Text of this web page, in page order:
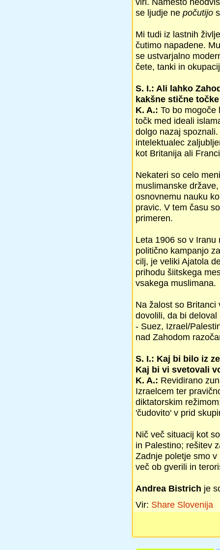
se ljudje ne počutijo
Mi tudi iz lastnih
čutimo napadene.
se ustvarjalno
čete, tanki in
S. I.: Ali lahko
kakšne stične
K. A.: To bo mogoče
točk med ideali
dolgo nazaj
intelektualec
kot Britanija ali
Nekateri so celo
muslimanske
osnovnemu nauku
pravic. V tem času
primeren.
Leta 1906 so v
politično kampanjo
cilj, je veliki Ajatola
prihodu šiitskega
vsakega muslimana.
Na žalost so
dovolili, da bi
- Suez, Izrael/
nad Zahodom
S. I.: Kaj bi bilo iz
Kaj bi vi svetovali
K. A.: Revidirano
Izraelcem ter
diktatorskim
'čudovito' v prid
Nič več situacij kot
in Palestino; rešitev
Zadnje poletje smo
več ob gverili in
Andrea Bistrich je
Vir: Share Slovenija